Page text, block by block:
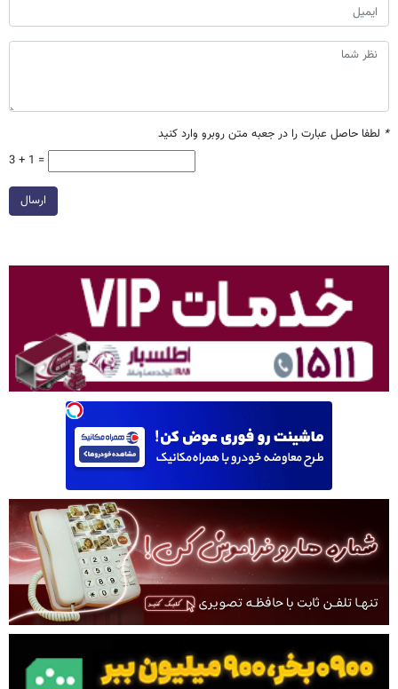
* لطفا حاصل عبارت را در جعبه متن روبرو وارد کنید
3 + 1 =
ارسال